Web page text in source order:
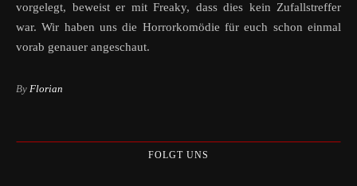
vorgelegt, beweist er mit Freaky, dass dies kein Zufallstreffer
war. Wir haben uns die Horrorkomödie für euch schon einmal
vorab genauer angeschaut.
By Florian
FOLGT UNS